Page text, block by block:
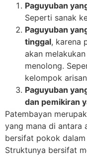
Paguyuban
Seperti sanak
Paguyuban
tinggal, karena
akan
menolong.
kelompok
Paguyuban
dan pemikiran
Patembayan
yang mana di antara
bersifat pokok
Struktunya bersifat